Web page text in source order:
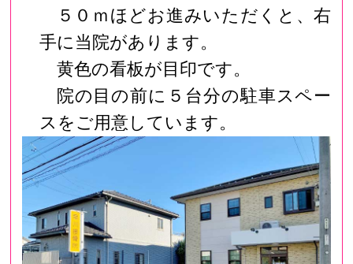
５０ｍほどお進みいただくと、右
手に当院があります。
黄色の看板が目印です。
院の目の前に５台分の駐車スペー
スをご用意しています。